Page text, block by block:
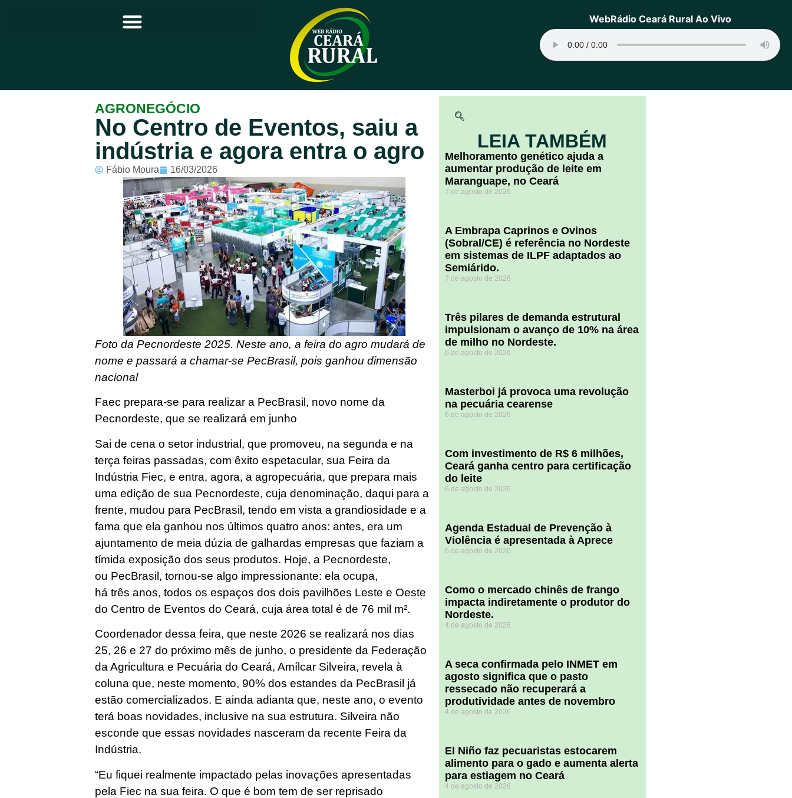
Principal
Notícias
Programação
Equipe
Contato
Sobre
WebRádio Ceará Rural Ao Vivo
AGRONEGÓCIO
No Centro de Eventos, saiu a
indústria e agora entra o agro
Fábio Moura 16/03/2026
Foto da Pecnordeste 2025. Neste ano, a feira do agro mudará de
nome e passará a chamar-se PecBrasil, pois ganhou dimensão
nacional
Faec prepara-se para realizar a PecBrasil, novo nome da
Pecnordeste, que se realizará em junho
Sai de cena o setor industrial, que promoveu, na segunda e na
terça feiras passadas, com êxito espetacular, sua Feira da
Indústria Fiec, e entra, agora, a agropecuária, que prepara mais
uma edição de sua Pecnordeste, cuja denominação, daqui para a
frente, mudou para PecBrasil, tendo em vista a grandiosidade e a
fama que ela ganhou nos últimos quatro anos: antes, era um
ajuntamento de meia dúzia de galhardas empresas que faziam a
tímida exposição dos seus produtos. Hoje, a Pecnordeste,
ou PecBrasil, tornou-se algo impressionante: ela ocupa,
há três anos, todos os espaços dos dois pavilhões Leste e Oeste
do Centro de Eventos do Ceará, cuja área total é de 76 mil m².
Coordenador dessa feira, que neste 2026 se realizará nos dias
25, 26 e 27 do próximo mês de junho, o presidente da Federação
da Agricultura e Pecuária do Ceará, Amílcar Silveira, revela à
coluna que, neste momento, 90% dos estandes da PecBrasil já
estão comercializados. E ainda adianta que, neste ano, o evento
terá boas novidades, inclusive na sua estrutura. Silveira não
esconde que essas novidades nasceram da recente Feira da
Indústria.
“Eu fiquei realmente impactado pelas inovações apresentadas
pela Fiec na sua feira. O que é bom tem de ser reprisado
LEIA TAMBÉM
Melhoramento genético ajuda a
aumentar produção de leite em
Maranguape, no Ceará
7 de agosto de 2026
A Embrapa Caprinos e Ovinos
(Sobral/CE) é referência no Nordeste
em sistemas de ILPF adaptados ao
Semiárido.
7 de agosto de 2026
​Três pilares de demanda estrutural
impulsionam o avanço de 10% na área
de milho no Nordeste.
6 de agosto de 2026
Masterboi já provoca uma revolução
na pecuária cearense
6 de agosto de 2026
Com investimento de R$ 6 milhões,
Ceará ganha centro para certificação
do leite
6 de agosto de 2026
Agenda Estadual de Prevenção à
Violência é apresentada à Aprece
6 de agosto de 2026
​Como o mercado chinês de frango
impacta indiretamente o produtor do
Nordeste.
4 de agosto de 2026
A seca confirmada pelo INMET em
agosto significa que o pasto
ressecado não recuperará a
produtividade antes de novembro
4 de agosto de 2026
El Niño faz pecuaristas estocarem
alimento para o gado e aumenta alerta
para estiagem no Ceará
4 de agosto de 2026